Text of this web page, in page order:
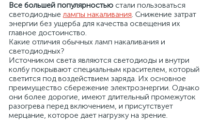
Все большей популярностью стали пользоваться
светодиодные лампы накаливания. Снижение затрат
энергии без ущерба для качества освещения их
главное достоинство.
Какие отличия обычных ламп накаливания и
светодиодных?
Источником света являются светодиоды и внутри
колбу покрывают специальным красителем, который
светится под воздействием заряда. Их основное
преимущество сбережение электроэнергии. Однако
они более дорогие, имеют длительный промежуток
разогрева перед включением, и присутствует
мерцание, которое дает нагрузку на зрение.